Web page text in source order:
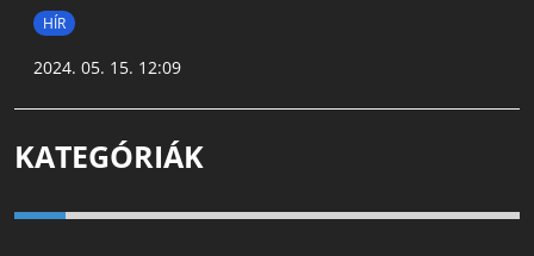
HÍR
2024. 05. 15. 12:09
KATEGÓRIÁK